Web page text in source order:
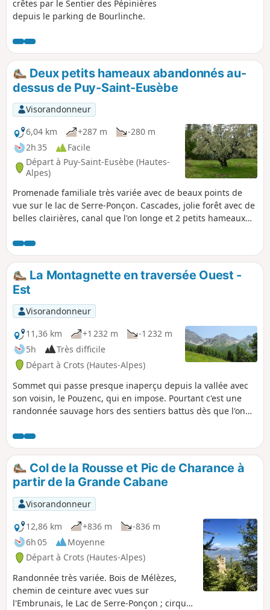
crêtes par le Sentier des Pépinières
depuis le parking de Bourlinche.
Deux petits hameaux abandonnés au-
dessus de Puy-Saint-Eusèbe
Visorandonneur
6,04 km
+287 m
-280 m
2h 35
Facile
Départ à Puy-Saint-Eusèbe (Hautes-
Alpes)
Promenade familiale très variée avec de beaux points de
vue sur le lac de Serre-Ponçon. Cascades, jolie forêt avec de
belles clairières, canal que l'on longe et 2 petits hameaux
La Montagnette en traversée Ouest -
Est
Visorandonneur
11,36 km
+1 232 m
-1 232 m
5h
Très difficile
Départ à Crots (Hautes-Alpes)
Sommet qui passe presque inaperçu depuis la vallée avec
son voisin, le Pouzenc, qui en impose. Pourtant c'est une
randonnée sauvage hors des sentiers battus dès que l'on
bien escarpée ou la lecture du cheminement joue en
grande partie dans la réussite de cette aventure.
Col de la Rousse et Pic de Charance à
partir de la Grande Cabane
Visorandonneur
12,86 km
+836 m
-836 m
6h 05
Moyenne
Départ à Crots (Hautes-Alpes)
Randonnée très variée. Bois de Mélèzes,
chemin de ceinture avec vues sur
l'Embrunais, le Lac de Serre-Ponçon ; cirque